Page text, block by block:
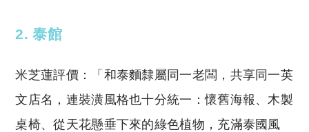
2.泰館
米芝蓮評價：「和泰麵隸屬同一老闆，共享同一英
文店名，連裝潢風格也十分統一：懷舊海報、木製
桌椅、從天花懸垂下來的綠色植物，充滿泰國風